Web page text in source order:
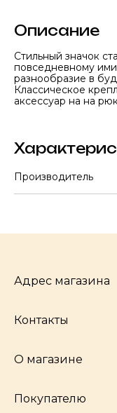
Описание
Стильный значок
повседневному
разнообразие в
Классическое
аксессуар на на
Производитель
Адрес магазина
Челябинск,
Контакты
О магазине
Наши истории
Покупателю